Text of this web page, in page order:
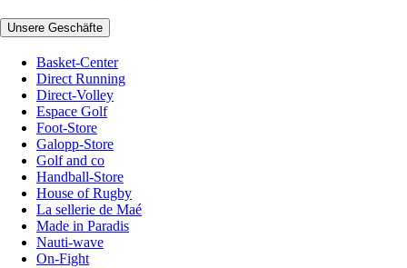
Unsere Geschäfte
Basket-Center
Direct Running
Direct-Volley
Espace Golf
Foot-Store
Galopp-Store
Golf and co
Handball-Store
House of Rugby
La sellerie de Maé
Made in Paradis
Nauti-wave
On-Fight